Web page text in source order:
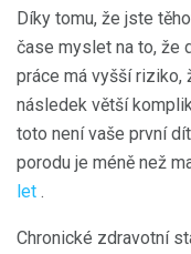
Díky tomu, že jste
čase myslet na to, že
práce má vyšší riziko,
následek větší
toto není vaše první
porodu je méně než
let .
Chronické zdravotní